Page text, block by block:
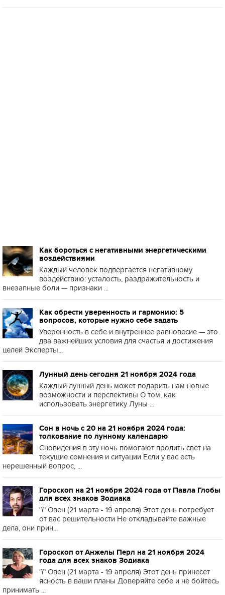
Как бороться с негативными энергетическими
воздействиями
Каждый человек подвергается негативному
воздействию: усталость, раздражительность и
внезапные боли — признаки ...
Как обрести уверенность и гармонию: 5
вопросов, которые нужно себе задать
Уверенность в себе и внутреннее равновесие — это
два важнейших условия для счастья и достижения
целей Эксперты...
Лунный день сегодня 21 ноября 2024 года
Каждый лунный день может подарить нам новые
возможности и перспективы О том, как
использовать энергетику Луны ...
Сон в ночь с 20 на 21 ноября 2024 года:
толкование по лунному календарю
Сновидения в эту ночь помогают пролить свет на
текущие сомнения и ситуации Если у вас есть
нерешённый вопрос, ...
Гороскоп на 21 ноября 2024 года от Павла Глобы
для всех знаков Зодиака
♈️ Овен (21 марта - 19 апреля) Этот день потребует
от вас решительности Не откладывайте важные
дела, они прин...
Гороскоп от Анжелы Перл на 21 ноября 2024
года для всех знаков Зодиака
♈️ Овен (21 марта - 19 апреля) Этот день принесет
ясность в ваши планы Доверяйте себе и не бойтесь
принимать ...